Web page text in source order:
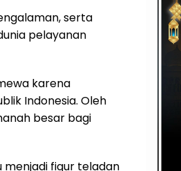
serta
pelayanan
karena
Indonesia. Oleh
besar bagi
menjadi figur teladan